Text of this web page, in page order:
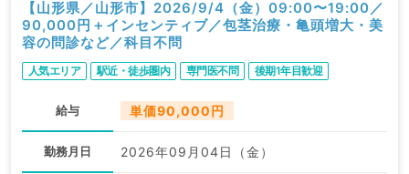
【山形県／山形市】2026/9/4（金）09:00〜19:00／
90,000円＋インセンティブ／包茎治療・亀頭増大・美
容の問診など／科目不問
人気エリア 駅近・徒歩圏内 専門医不問 後期1年目歓迎
給与 単価90,000円
勤務月日 2026年09月04日（金）